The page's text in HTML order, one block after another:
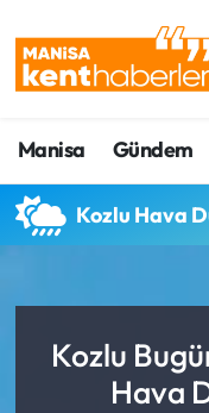
Manisa Gündem
Kozlu Hava
Kozlu
Hava
Ahmetli Hava
Ahmetli Trafik
Süper Lig Puan
Haber Arşivi